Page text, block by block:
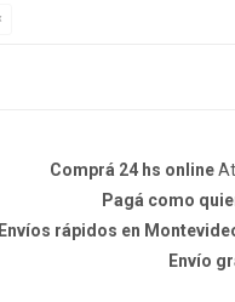
Comprá 24 hs online
Pagá como
Envíos rápidos en
Envío